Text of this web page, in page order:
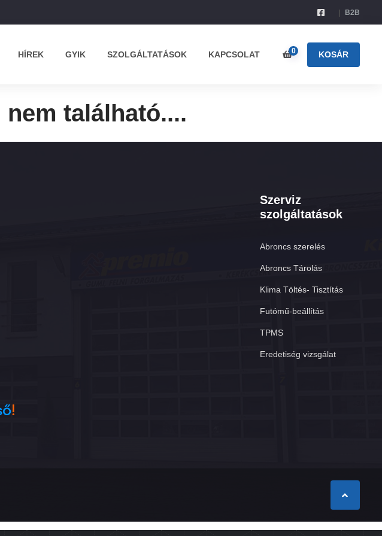
B2B
HÍREK GYIK SZOLGÁLTATÁSOK KAPCSOLAT 0 KOSÁR
található....
Szerviz
szolgáltatások
Abroncs szerelés
Abroncs Tárolás
Klima Töltés- Tisztítás
Futómű-beállítás
TPMS
Eredetiség vizsgálat